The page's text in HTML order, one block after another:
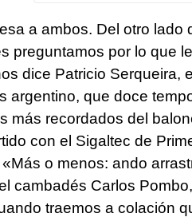
a ambos. Del otro lado
preguntamos por lo que
dice Patricio Serqueira,
argentino, que doce
más recordados del
con el Sigaltec de
o menos: ando
cambadés Carlos Pombo,
traemos a colación